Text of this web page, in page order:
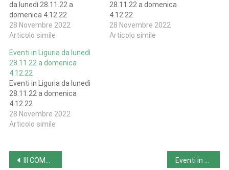
da lunedì 28.11.22 a
domenica 4.12.22
28 Novembre 2022
Articolo simile
28.11.22 a domenica
4.12.22
28 Novembre 2022
Articolo simile
Eventi in Liguria da lunedì
28.11.22 a domenica
4.12.22
Eventi in Liguria da lunedì
28.11.22 a domenica
4.12.22
28 Novembre 2022
Articolo simile
Navigazione
III COMPLEANNO PICOBREW STATION (26.11.22, Milano)